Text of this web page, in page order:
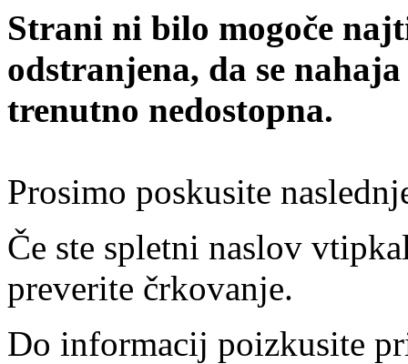
Strani ni bilo mogoče
odstranjena, da se
trenutno nedostopna.
Prosimo poskusite
Če ste spletni naslov
preverite črkovanje.
Do informacij poizkusite